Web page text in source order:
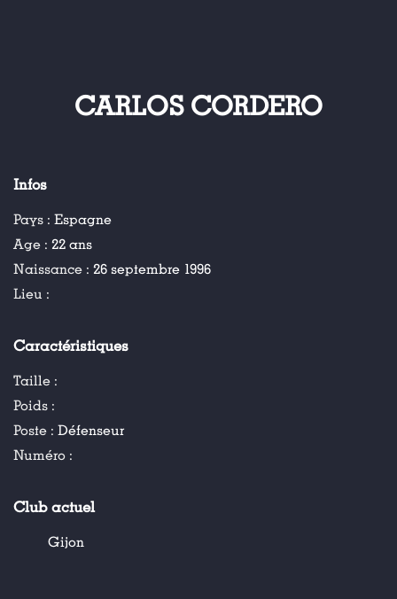
CARLOS CORDERO
Infos
Pays : Espagne
Age : 22 ans
Naissance : 26 septembre 1996
Lieu :
Caractéristiques
Taille :
Poids :
Poste : Défenseur
Numéro :
Club actuel
Gijon